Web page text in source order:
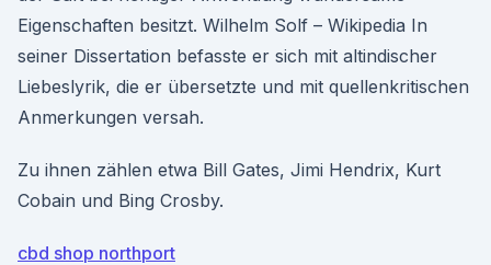
Eigenschaften besitzt. Wilhelm Solf – Wikipedia In
seiner Dissertation befasste er sich mit altindischer
Liebeslyrik, die er übersetzte und mit quellenkritischen
Anmerkungen versah.
Zu ihnen zählen etwa Bill Gates, Jimi Hendrix, Kurt
Cobain und Bing Crosby.
cbd shop northport